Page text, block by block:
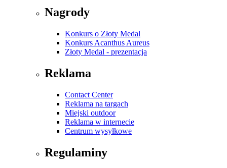
Nagrody
Konkurs o Złoty Medal
Konkurs Acanthus Aureus
Złoty Medal - prezentacja
Reklama
Contact Center
Reklama na targach
Miejski outdoor
Reklama w internecie
Centrum wysyłkowe
Regulaminy